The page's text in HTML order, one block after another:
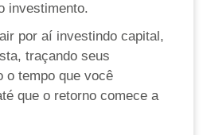
investimento.
por aí investindo capital,
traçando seus
o tempo que você
que o retorno comece a